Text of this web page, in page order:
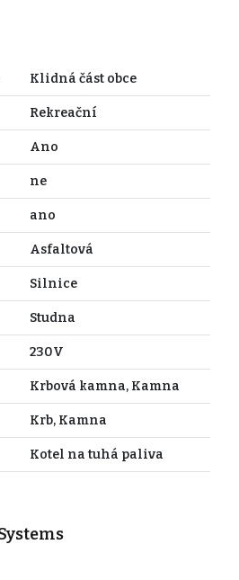
Klidná část obce
Rekreační
Ano
ne
ano
Asfaltová
Silnice
Studna
230V
Krbová kamna, Kamna
Krb, Kamna
Kotel na tuhá paliva